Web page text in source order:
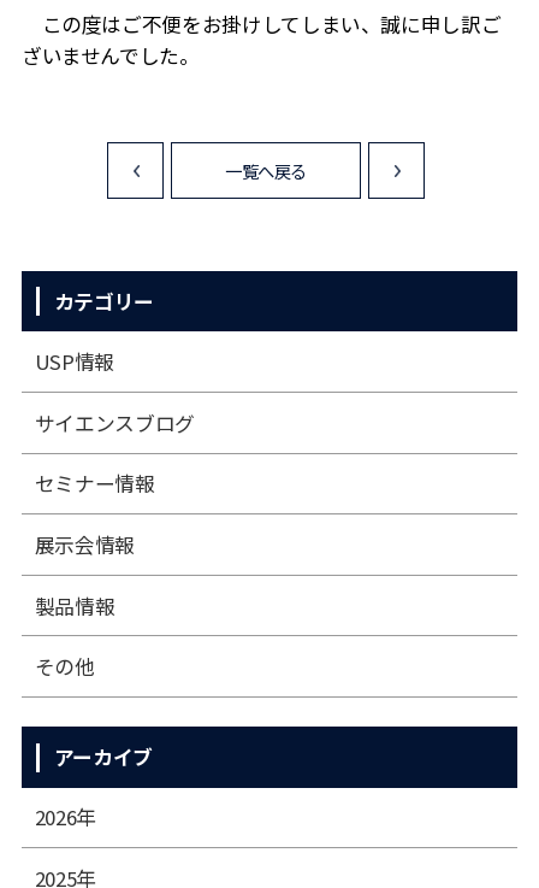
この度はご不便をお掛けしてしまい、誠に申し訳ご
ざいませんでした。
<
一覧へ戻る
カテゴリー
USP情報
サイエンスブログ
セミナー情報
展⽰会情報
製品情報
その他
アーカイブ
2026年
2025年